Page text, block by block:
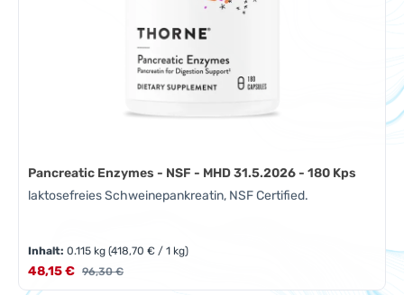
Pancreatic Enzymes - NSF - MHD 31.5.2026 - 180 Kps
laktosefreies Schweinepankreatin, NSF Certified.
Inhalt:0.115 kg(418,70 € / 1 kg)
Verkaufspreis:
48,15 € Regulärer Preis:
96,30 €